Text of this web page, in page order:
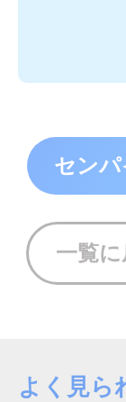
セン
一覧に
よく見ら